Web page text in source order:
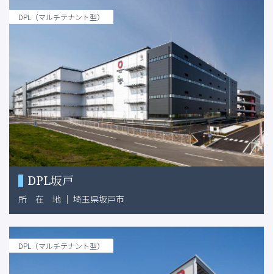
DPL（マルチテナント型）
DPL坂戸
所 在 地 ｜ 埼玉県坂戸市
DPL（マルチテナント型）